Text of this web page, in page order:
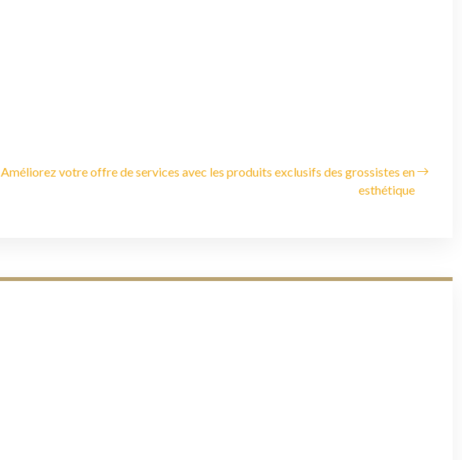
Améliorez votre offre de services avec les produits exclusifs des grossistes en
esthétique